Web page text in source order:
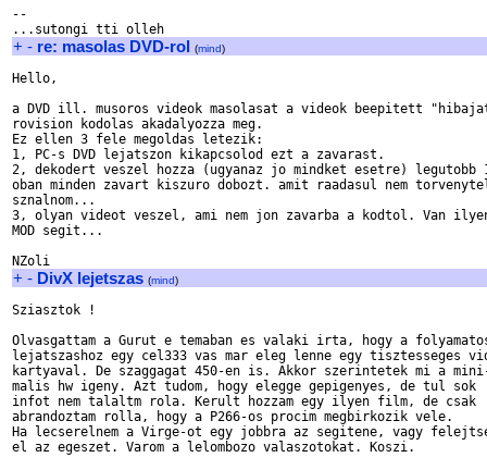
--
+ - re: masolas DVD-rol (mind)
Hello,
a DVD ill. musoros videok masolasat a videok beepitett
rovision kodolas akadalyozza meg.
Ez ellen 3 fele megoldas letezik:
1, PC-s DVD lejatszon kikapcsolod ezt a zavarast.
2, dekodert veszel hozza (ugyanaz jo mindket esetre) legutobb
oban minden zavart kiszuro dobozt. amit raadasul nem
sznalnom...
3, olyan videot veszel, ami nem jon zavarba a kodtol. Van
MOD segit...
+ - DivX lejetszas (mind)
Sziasztok !
Olvasgattam a Gurut e temaban es valaki irta, hogy a
lejatszashoz egy cel333 vas mar eleg lenne egy tisztesseges
kartyaval. De szaggagat 450-en is. Akkor szerintetek mi a
malis hw igeny. Azt tudom, hogy elegge gepigenyes, de tul sok
infot nem talaltm rola. Kerult hozzam egy ilyen film, de csak
abrandoztam rolla, hogy a P266-os procim megbirkozik vele.
Ha lecserelnem a Virge-ot egy jobbra az segitene, vagy
el az egeszet. Varom a lelombozo valaszotokat. Koszi.